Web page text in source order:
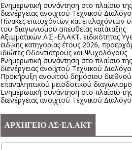
Ενημερωτική συνάντηση στο πλαίσιο της
διενέργειας ανοιχτού Τεχνικού
Πίνακες επιτυχόντων και επιλαχόντων
του διαγωνισμού απευθείας κατάταξης
Αξιωματικών Λ.Σ.-ΕΛ.ΑΚΤ. ειδικότητας
ειδικής κατηγορίας έτους 2026,
ιδιώτες Οδοντιάτρους και Ψυχολόγους
Ενημερωτική συνάντηση στο πλαίσιο της
διενέργειας ανοιχτού Τεχνικού
Προκήρυξη ανοικτού δημόσιου
επαναληπτικού μειοδοτικού
Ενημερωτική συνάντηση στο πλαίσιο της
διενέργειας ανοιχτού Τεχνικού
ΑΡΧΗΓΕΙΟ ΛΣ-ΕΛ.ΑΚΤ